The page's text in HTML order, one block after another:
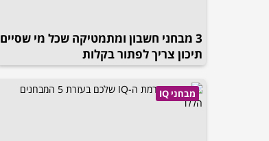
3 מבחני חשבון ומתמטיקה שכל מי שסיים
תיכון צריך לפתור בקלות
מבחני IQ